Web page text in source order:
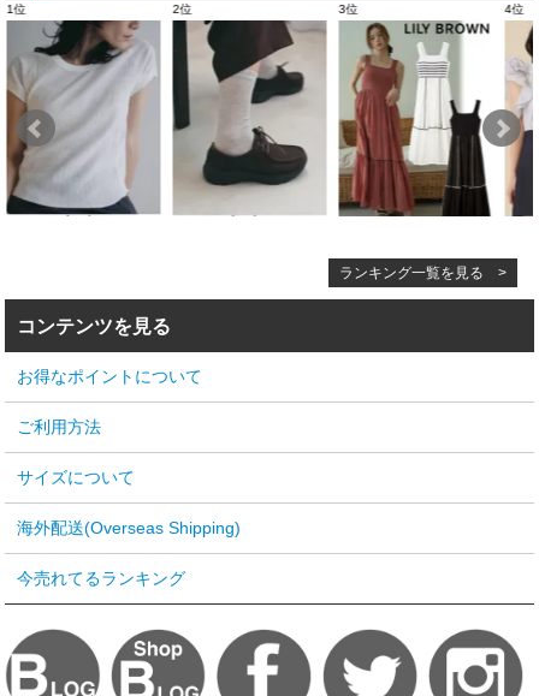
ランキング一覧を見る >
コンテンツを見る
お得なポイントについて
ご利用方法
サイズについて
海外配送(Overseas Shipping)
今売れてるランキング